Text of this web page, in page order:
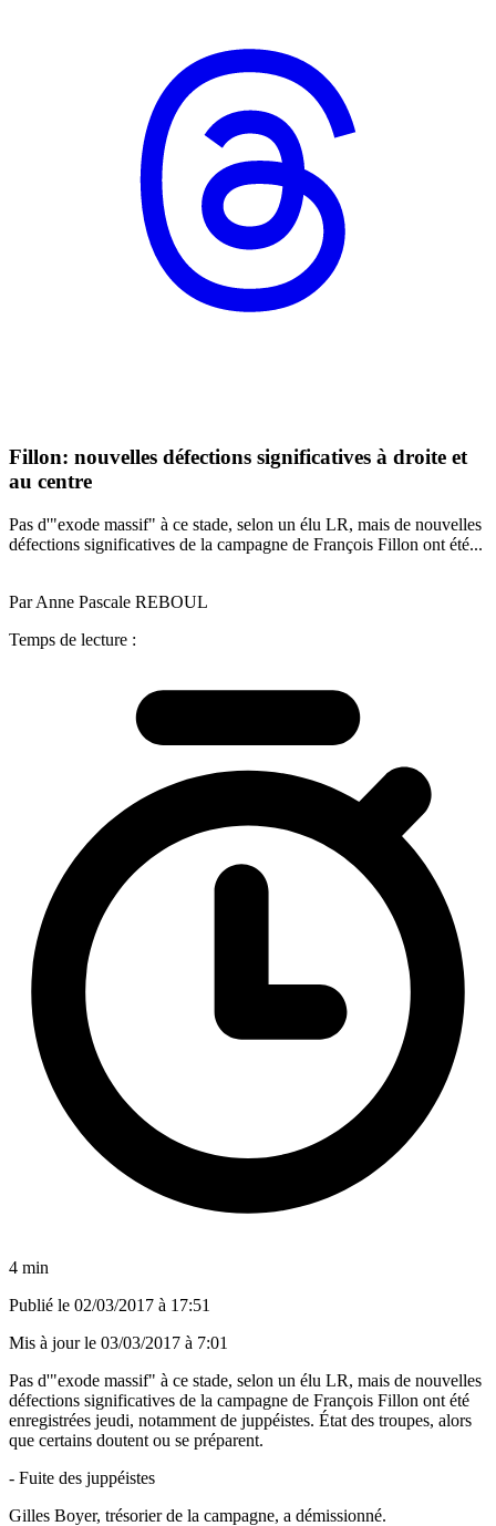
Fillon: nouvelles défections significatives à droite et
au centre
Pas d'"exode massif" à ce stade, selon un élu LR, mais de nouvelles
défections significatives de la campagne de François Fillon ont été...
Par Anne Pascale REBOUL
Temps de lecture :
4 min
Publié le 02/03/2017 à 17:51
Mis à jour le 03/03/2017 à 7:01
Pas d'"exode massif" à ce stade, selon un élu LR, mais de nouvelles
défections significatives de la campagne de François Fillon ont été
enregistrées jeudi, notamment de juppéistes. État des troupes, alors
que certains doutent ou se préparent.
- Fuite des juppéistes
Gilles Boyer, trésorier de la campagne, a démissionné.